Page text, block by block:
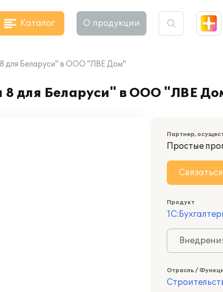
Каталог О продукции
8 для Беларуси" в ООО "ЛВЕ Дом"
8 для Беларуси" в ООО "ЛВЕ
Партнер,
Простые
Связаться
Продукт
Отрасль /